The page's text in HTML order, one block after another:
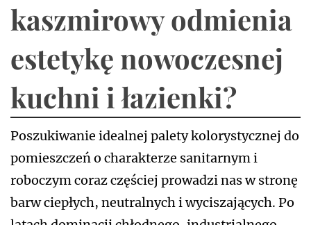
kaszmirowy odmienia
estetykę nowoczesnej
kuchni i łazienki?
Poszukiwanie idealnej palety kolorystycznej do
pomieszczeń o charakterze sanitarnym i
roboczym coraz częściej prowadzi nas w stronę
barw ciepłych, neutralnych i wyciszających. Po